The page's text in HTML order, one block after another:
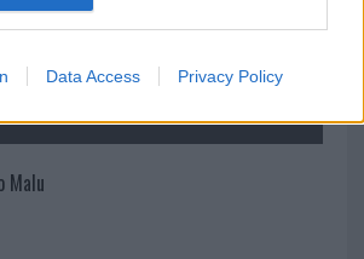
Data Access Privacy Policy
Malu